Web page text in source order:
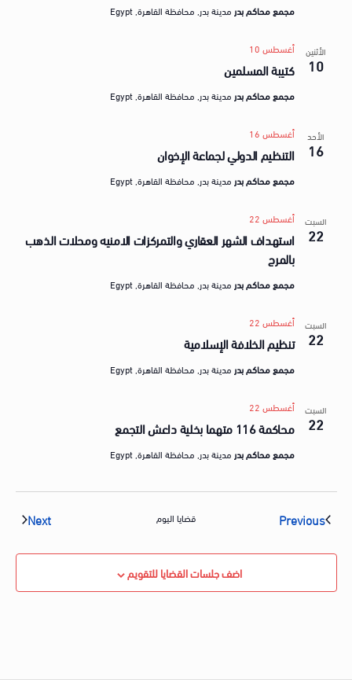
مجمع محاكم بدر مدينة بدر, محافظة القاهرة, Egypt
الأثنين
10 كتيبة المسلمين
أغسطس 10
مجمع محاكم بدر مدينة بدر, محافظة القاهرة, Egypt
الأحد
16 التنظيم الدولي لجماعة الإخوان
أغسطس 16
مجمع محاكم بدر مدينة بدر, محافظة القاهرة, Egypt
السبت
22
استهداف الشهر العقاري والتمركزات الامنيه ومحلات الذهب
بالمرج
أغسطس 22
مجمع محاكم بدر مدينة بدر, محافظة القاهرة, Egypt
السبت
22 تنظيم الخلافة الإسلامية
أغسطس 22
مجمع محاكم بدر مدينة بدر, محافظة القاهرة, Egypt
السبت
22 محاكمة 116 متهما بخلية داعش التجمع
أغسطس 22
مجمع محاكم بدر مدينة بدر, محافظة القاهرة, Egypt
Previous قضايا اليوم Next
اضف جلسات القضايا للتقويم